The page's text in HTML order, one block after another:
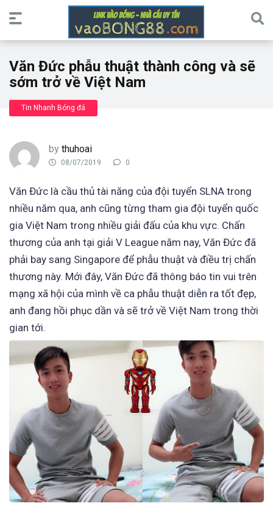
Văn Đức phẫu thuật thành công và sẽ
sớm trở về Việt Nam
Tin Nhanh Bóng đá
by thuhoai
08/07/2019 0
Văn Đức là cầu thủ tài năng của đội tuyển SLNA trong
nhiều năm qua, anh cũng từng tham gia đội tuyển quốc
gia Việt Nam trong nhiều giải đấu của khu vực. Chấn
thương của anh tại giải V League năm nay, Văn Đức đã
phải bay sang Singapore để phẫu thuật và điều trị chấn
thương này. Mới đây, Văn Đức đã thông báo tin vui trên
mạng xã hội của mình về ca phẫu thuật diễn ra tốt đẹp,
anh đang hồi phục dần và sẽ trở về Việt Nam trong thời
gian tới.